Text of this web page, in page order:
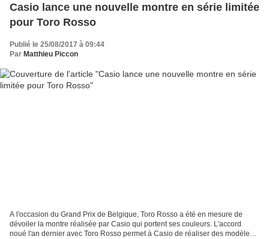
Casio lance une nouvelle montre en série limitée
pour Toro Rosso
Publié le 25/08/2017 à 09:44
Par Matthieu Piccon
A l'occasion du Grand Prix de Belgique, Toro Rosso a été en mesure de
dévoiler la montre réalisée par Casio qui portent ses couleurs. L'accord
noué l'an dernier avec Toro Rosso permet à Casio de réaliser des modèles